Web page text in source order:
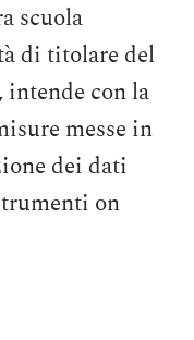
scuola
di titolare del
con la
messe in
dei dati
on